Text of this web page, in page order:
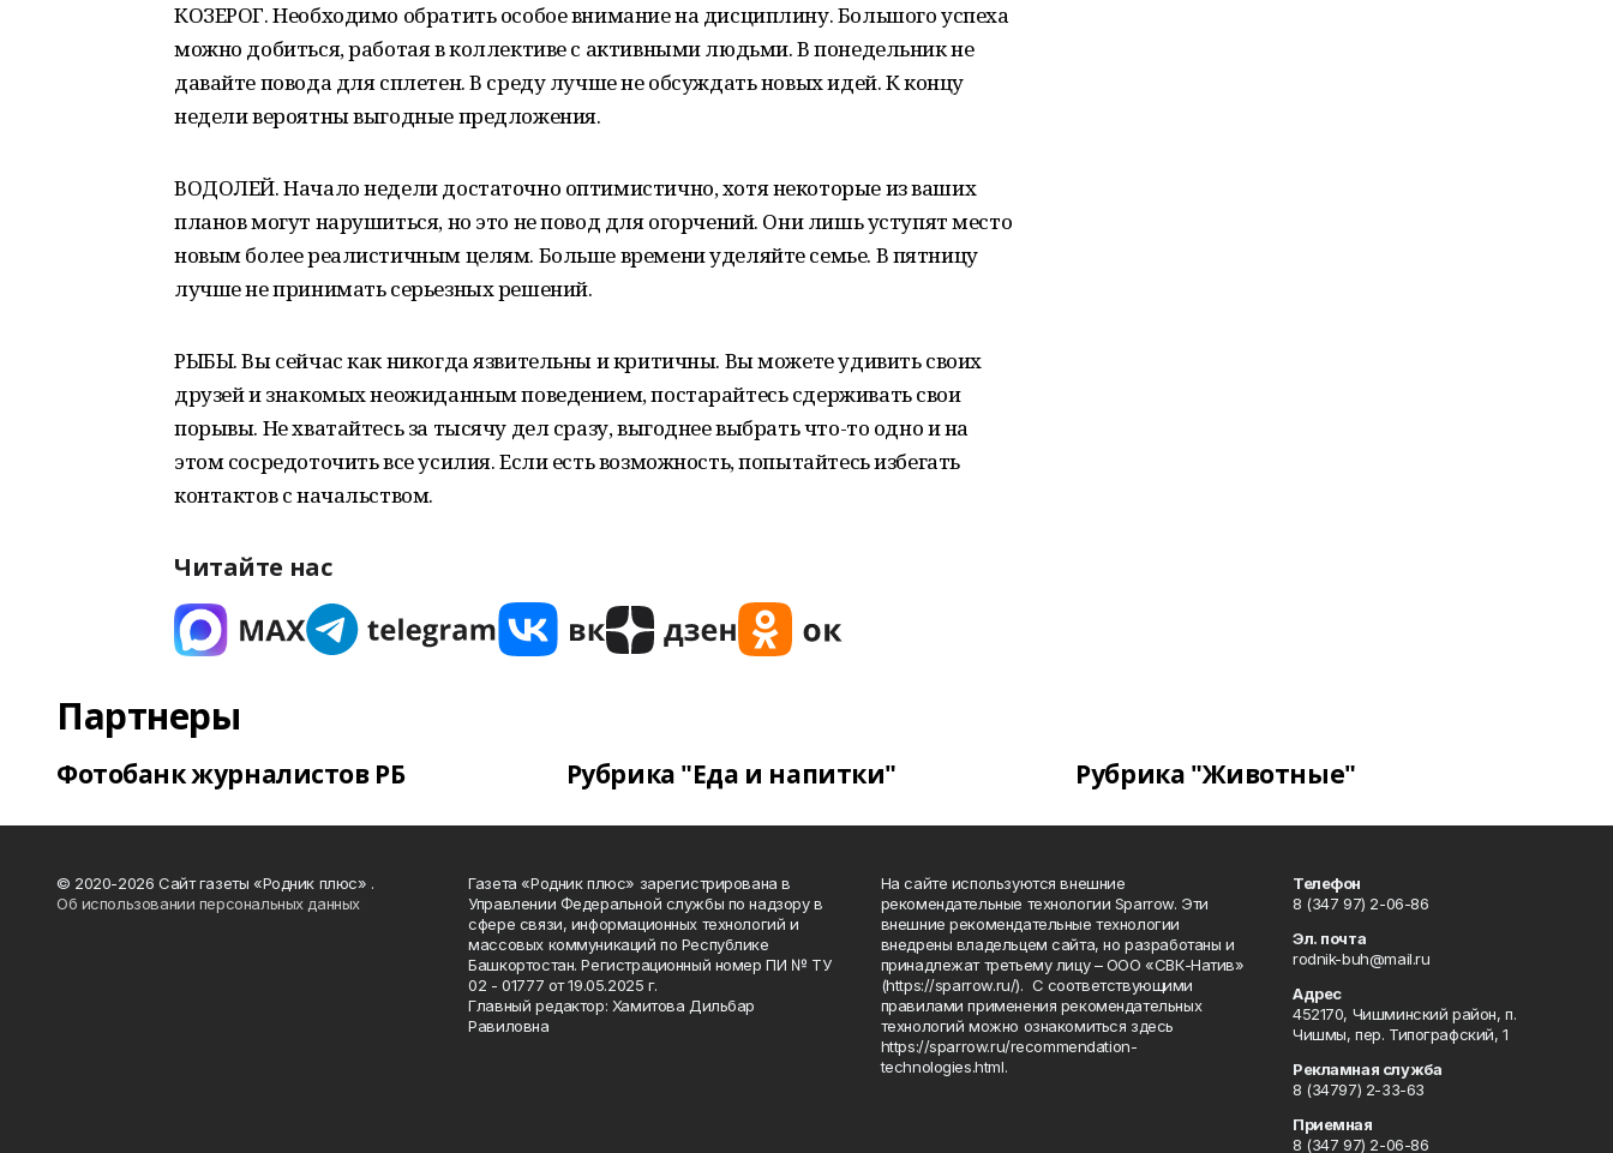
КОЗЕРОГ. Необходимо обратить особое внимание на дисциплину. Большого успеха
можно добиться, работая в коллективе с активными людьми. В понедельник не
давайте повода для сплетен. В среду лучше не обсуждать новых идей. К концу
недели вероятны выгодные предложения.
ВОДОЛЕЙ. Начало недели достаточно оптимистично, хотя некоторые из ваших
планов могут нарушиться, но это не повод для огорчений. Они лишь уступят место
новым более реалистичным целям. Больше времени уделяйте семье. В пятницу
лучше не принимать серьезных решений.
РЫБЫ. Вы сейчас как никогда язвительны и критичны. Вы можете удивить своих
друзей и знакомых неожиданным поведением, постарайтесь сдерживать свои
порывы. Не хватайтесь за тысячу дел сразу, выгоднее выбрать что-то одно и на
этом сосредоточить все усилия. Если есть возможность, попытайтесь избегать
контактов с начальством.
Читайте нас
Партнеры
Фотобанк журналистов РБ Рубрика "Еда и напитки" Рубрика "Животные"
© 2020-2026 Сайт газеты «Родник плюс» .
Об использовании персональных данных
Газета «Родник плюс» зарегистрирована в
Управлении Федеральной службы по надзору в
сфере связи, информационных технологий и
массовых коммуникаций по Республике
Башкортостан. Регистрационный номер ПИ № ТУ
02 - 01777 от 19.05.2025 г.
Главный редактор: Хамитова Дильбар
Равиловна
На сайте используются внешние
рекомендательные технологии Sparrow. Эти
внешние рекомендательные технологии
внедрены владельцем сайта, но разработаны и
принадлежат третьему лицу – ООО «СВК-Натив»
(https://sparrow.ru/). С соответствующими
правилами применения рекомендательных
технологий можно ознакомиться здесь
https://sparrow.ru/recommendation-
technologies.html.
Телефон
8 (347 97) 2-06-86
Эл. почта
rodnik-buh@mail.ru
Адрес
452170, Чишминский район, п.
Чишмы, пер. Типографский, 1
Рекламная служба
8 (34797) 2-33-63
Приемная
8 (347 97) 2-06-86